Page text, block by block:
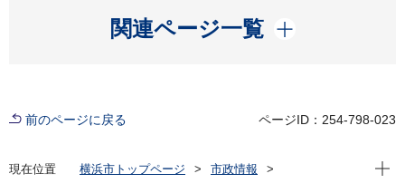
関連ページ一覧
開く
前のページに戻る ページID：254-798-023
現在位置 横浜市トップページ
市政情報
現在